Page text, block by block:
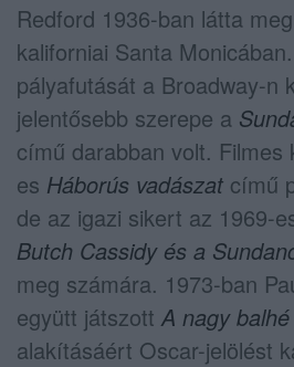
Redford 1936-ban látta
kaliforniai Santa
pályafutását a Broadway-n
jelentősebb szerepe a
című darabban volt. Filmes
es Háborús vadászat című
de az igazi sikert az 1969-
Butch Cassidy és a
meg számára. 1973-ban
együtt játszott A nagy balhé
alakításáért Oscar-jelölést